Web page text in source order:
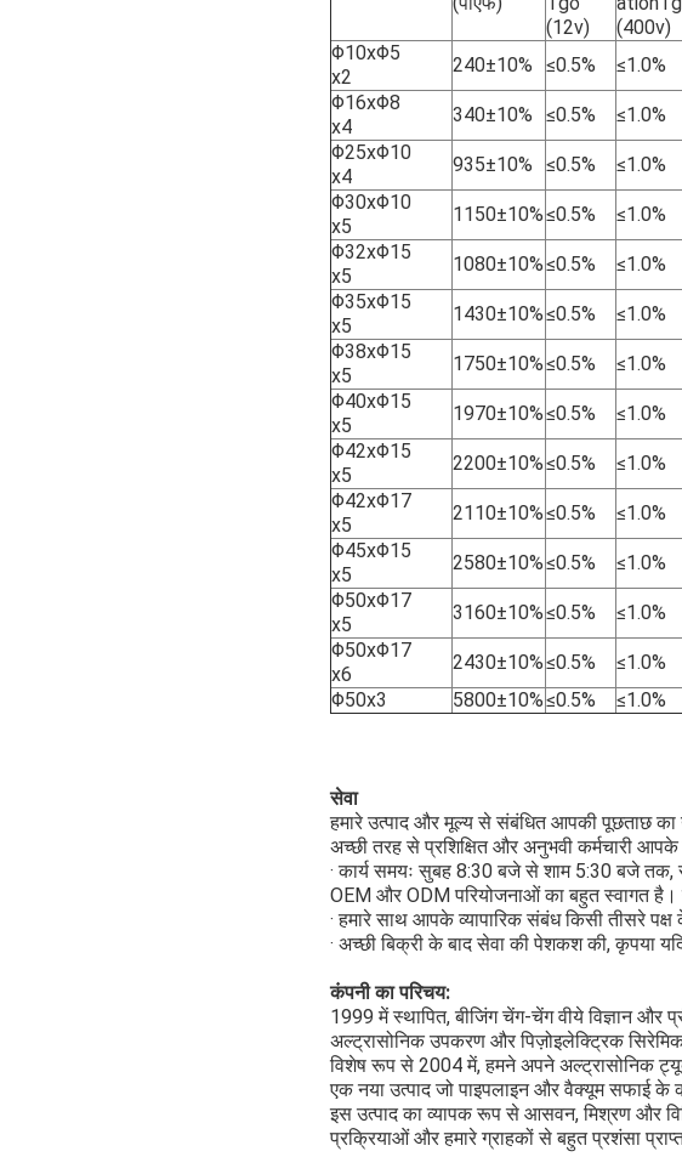
(12v)
(400v)
Φ10xΦ5
x2
240±10% ≤0.5% ≤1.0%
Φ16xΦ8
x4
340±10% ≤0.5% ≤1.0%
Φ25xΦ10
x4
935±10% ≤0.5% ≤1.0%
Φ30xΦ10
x5
1150±10%≤0.5% ≤1.0%
Φ32xΦ15
x5
1080±10%≤0.5% ≤1.0%
Φ35xΦ15
x5
1430±10%≤0.5% ≤1.0%
Φ38xΦ15
x5
1750±10%≤0.5% ≤1.0%
Φ40xΦ15
x5
1970±10%≤0.5% ≤1.0%
Φ42xΦ15
x5
2200±10%≤0.5% ≤1.0%
Φ42xΦ17
x5
2110±10%≤0.5% ≤1.0%
Φ45xΦ15
x5
2580±10%≤0.5% ≤1.0%
Φ50xΦ17
x5
3160±10%≤0.5% ≤1.0%
Φ50xΦ17
x6
2430±10%≤0.5% ≤1.0%
Φ50x3
5800±10%≤0.5% ≤1.0%
सेवा
हमारे उत्पाद और मूल्य से संबंधित आपकी पूछताछ का
अच्छी तरह से प्रशिक्षित और अनुभवी कर्मचारी
· कार्य समयः सुबह 8:30 बजे से शाम 5:30 बजे तक,
OEM और ODM परियोजनाओं का बहुत स्वागत
· हमारे साथ आपके व्यापारिक संबंध किसी तीसरे पक्ष
· अच्छी बिक्री के बाद सेवा की पेशकश की, कृपया
कंपनी का परिचय:
1999 में स्थापित, बीजिंग चेंग-चेंग वीये विज्ञान और
अल्ट्रासोनिक उपकरण और पिज़ोइलेक्ट्रिक
विशेष रूप से 2004 में, हमने अपने अल्ट्रासोनिक
एक नया उत्पाद जो पाइपलाइन और वैक्यूम सफाई के
इस उत्पाद का व्यापक रूप से आसवन, मिश्रण और
प्रक्रियाओं और हमारे ग्राहकों से बहुत प्रशंसा